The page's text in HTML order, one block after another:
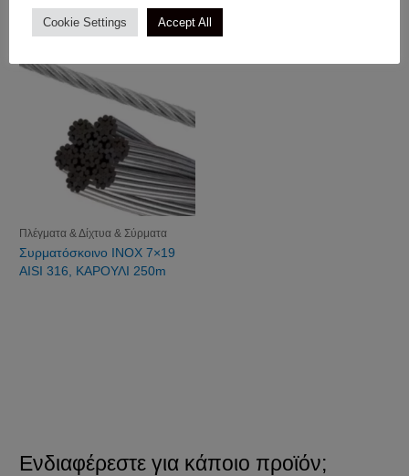
Πλέγματα & Δίχτυα & Σύρματα
Συρματόσκοινο INOX 7×19
AISI 316, ΚΑΡΟΥΛΙ 250m
Ενδιαφέρεστε για κάποιο προϊόν;
Cookie Settings Accept All